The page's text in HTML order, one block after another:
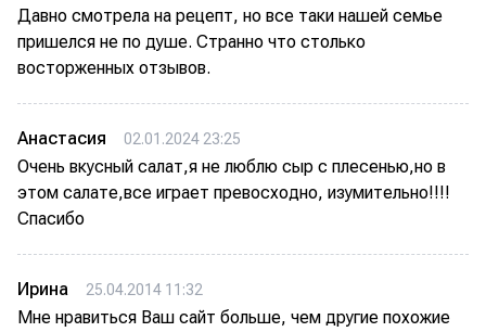
Давно смотрела на рецепт, но все таки нашей семье
пришелся не по душе. Странно что столько
восторженных отзывов.
Анастасия 02.01.2024 23:25
Очень вкусный салат,я не люблю сыр с плесенью,но в
этом салате,все играет превосходно, изумительно!!!!
Спасибо
Ирина 25.04.2014 11:32
Мне нравиться Ваш сайт больше, чем другие похожие